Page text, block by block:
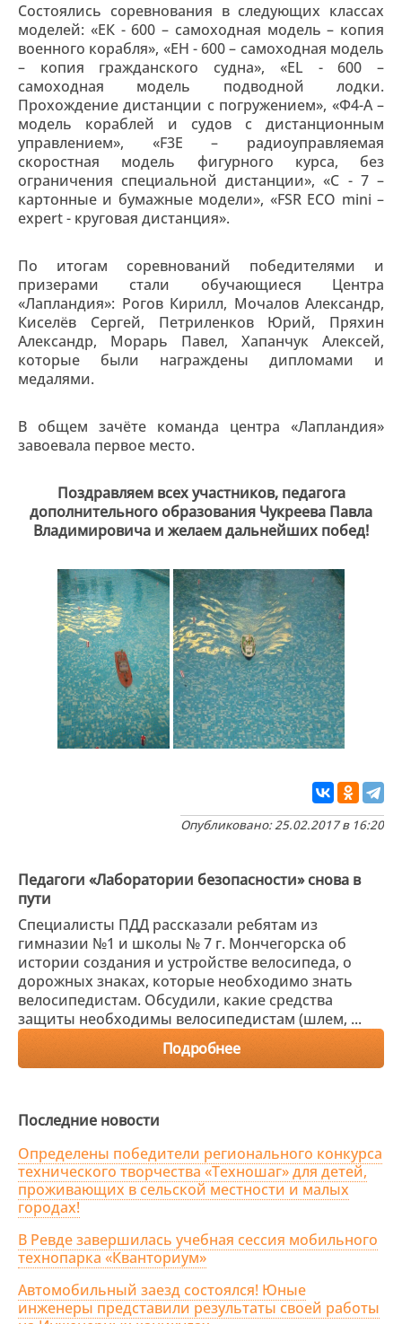
Состоялись соревнования в следующих классах
моделей: «ЕК - 600 – самоходная модель – копия
военного корабля», «ЕН - 600 – самоходная модель
– копия гражданского судна», «EL - 600 –
самоходная модель подводной лодки.
Прохождение дистанции с погружением», «Ф4-A –
модель кораблей и судов с дистанционным
управлением», «F3Е – радиоуправляемая
скоростная модель фигурного курса, без
ограничения специальной дистанции», «С - 7 –
картонные и бумажные модели», «FSR ECO mini –
expert - круговая дистанция».
По итогам соревнований победителями и
призерами стали обучающиеся Центра
«Лапландия»: Рогов Кирилл, Мочалов Александр,
Киселёв Сергей, Петриленков Юрий, Пряхин
Александр, Морарь Павел, Хапанчук Алексей,
которые были награждены дипломами и
медалями.
В общем зачёте команда центра «Лапландия»
завоевала первое место.
Поздравляем всех участников, педагога
дополнительного образования Чукреева Павла
Владимировича и желаем дальнейших побед!
Опубликовано: 25.02.2017 в 16:20
Педагоги «Лаборатории безопасности» снова в
пути
Специалисты ПДД рассказали ребятам из
гимназии №1 и школы № 7 г. Мончегорска об
истории создания и устройстве велосипеда, о
дорожных знаках, которые необходимо знать
велосипедистам. Обсудили, какие средства
защиты необходимы велосипедистам (шлем, ...
Подробнее
Последние новости
Определены победители регионального конкурса
технического творчества «Техношаг» для детей,
проживающих в сельской местности и малых
городах!
В Ревде завершилась учебная сессия мобильного
технопарка «Кванториум»
Автомобильный заезд состоялся! Юные
инженеры представили результаты своей работы